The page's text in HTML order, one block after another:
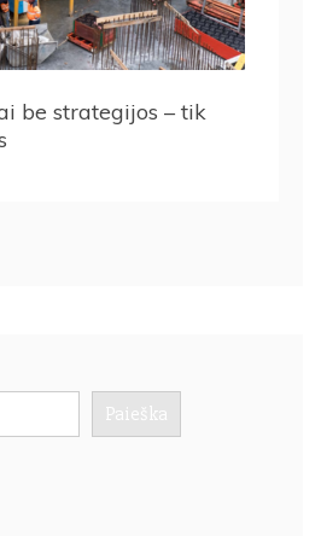
be strategijos – tik
Paieška